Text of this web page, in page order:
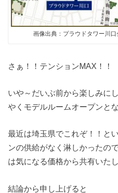
画像出典：プラウドタワー川
さぁ！！テンションMAX！！
いや～だいぶ前から楽しみに
やくモデルルームオープンと
最近は埼玉県でこれぞ！！と
ンの供給がなく淋しかったの
は気になる価格から共有いたし
結論から申し上げると